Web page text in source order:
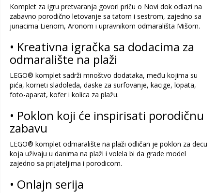
Komplet za igru pretvaranja govori priču o Novi dok odlazi na
zabavno porodično letovanje sa tatom i sestrom, zajedno sa
junacima Lienom, Aronom i upravnikom odmarališta Mišom.
• Kreativna igračka sa dodacima za
odmaralište na plaži
LEGO® komplet sadrži mnoštvo dodataka, među kojima su
pića, korneti sladoleda, daske za surfovanje, kacige, lopata,
foto-aparat, kofer i kolica za plažu.
• Poklon koji će inspirisati porodičnu
zabavu
LEGO® komplet odmaralište na plaži odličan je poklon za decu
koja uživaju u danima na plaži i volela bi da grade model
zajedno sa prijateljima i porodicom.
• Onlajn serija